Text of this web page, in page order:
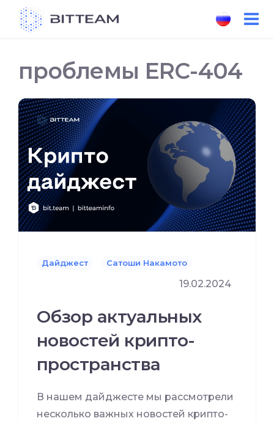
проблемы ERC-404
Дайджест Сатоши Накамото
19.02.2024
Обзор актуальных
новостей крипто-
пространства
В нашем дайджесте мы рассмотрели
несколько важных новостей крипто-